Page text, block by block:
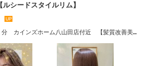
シードスタイルリム】
分 カインズホーム八山田店付近 【髪質改善美